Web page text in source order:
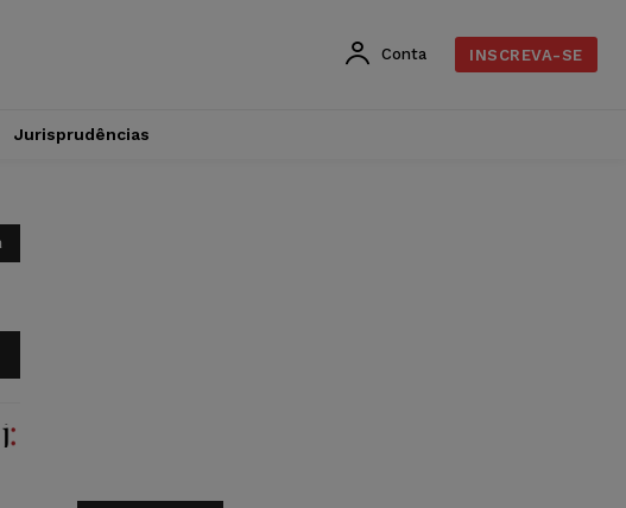
Conta INSCREVA-SE
Jurisprudências